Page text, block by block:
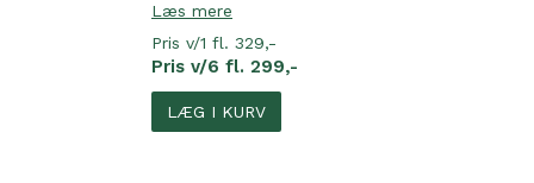
Læs mere
Pris v/1 fl. 329,-
Pris v/6 fl. 299,-
LÆG I KURV